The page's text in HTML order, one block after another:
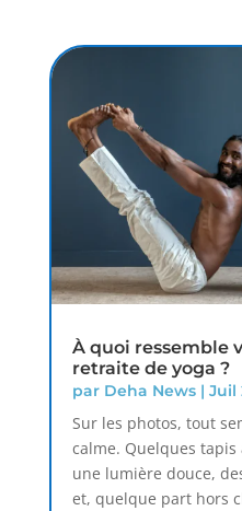
À quoi ressemble
retraite de yoga ?
par Deha News| Juil
Sur les photos, tout
calme. Quelques
une lumière douce,
et, quelque part hors